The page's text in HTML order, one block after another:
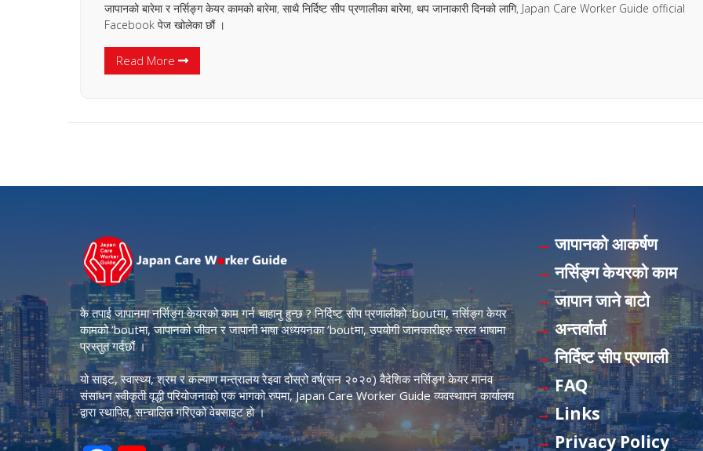
जापानको बारेमा र नर्सिङ्ग केयर कामको बारेमा, साथै निर्दिष्ट सीप प्रणालीका बारेमा, थप जानाकारी दिनको लागि, Japan Care Worker Guide official
Facebook पेज खोलेका छौं ।
Read More
के तपाई जापानमा नर्सिङ्ग केयरको काम गर्न चाहानु हुन्छ ? निर्दिष्ट सीप प्रणालीको ’boutमा, नर्सिङ्ग केयर
कामको ’boutमा, जापानको जीवन र जापानी भाषा अध्ययनका ’boutमा, उपयोगी जानकारीहरु सरल भाषामा
प्रस्तुत गर्दछौं ।
यो साइट, स्वास्थ्य, श्रम र कल्याण मन्त्रालय रेइवा दोस्रो वर्ष(सन २०२०) वैदेशिक नर्सिङ्ग केयर मानव
संसाधन स्वीकृती वृद्धी परियोजनाको एक भागको रुपमा, Japan Care Worker Guide व्यवस्थापन कार्यालय
द्वारा स्थापित, सन्चालित गरिएको वेबसाइट हो ।
जापानको आकर्षण
नर्सिङ्ग केयरको काम
जापान जाने बाटो
अन्तर्वार्ता
निर्दिष्ट सीप प्रणाली
FAQ
Links
Privacy Policy